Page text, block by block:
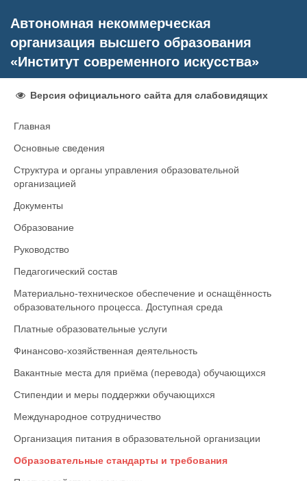
Автономная некоммерческая
организация высшего образования
«Институт современного искусства»
Версия официального сайта для слабовидящих
Главная
Основные сведения
Структура и органы управления образовательной
организацией
Документы
Образование
Руководство
Педагогический состав
Материально-техническое обеспечение и оснащённость
образовательного процесса. Доступная среда
Платные образовательные услуги
Финансово-хозяйственная деятельность
Вакантные места для приёма (перевода) обучающихся
Стипендии и меры поддержки обучающихся
Международное сотрудничество
Организация питания в образовательной организации
Образовательные стандарты и требования